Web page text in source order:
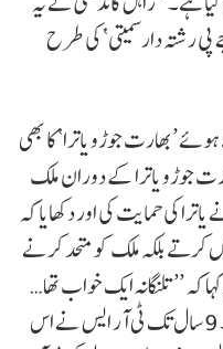
پی رشتہ دار سمیتی‘ کی طرح
’بھارت جوڑو یاترا‘ کا بھی
جوڑو یاترا کے دوران ملک
کی حمایت کی اور دکھایا کہ
کرتے بلکہ ملک کو متحد کرنے
’’تلنگانہ ایک خواب تھا…
غریبوں، کسانوں اور مزدوروں کا خواب۔ 9 سال تک ٹی آر ایس نے اس